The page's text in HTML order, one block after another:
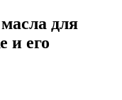
для
и его